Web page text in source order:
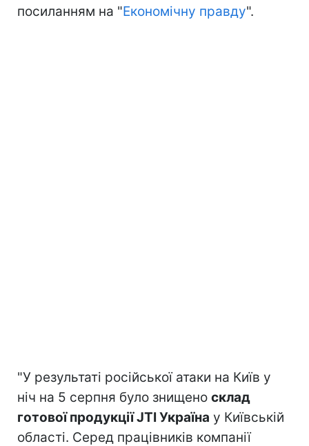
посиланням на "Економічну правду".
"У результаті російської атаки на Київ у
ніч на 5 серпня було знищено склад
готової продукції JTI Україна у Київській
області. Серед працівників компанії